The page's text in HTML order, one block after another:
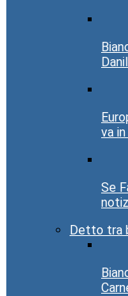
va
Se
Detto tra